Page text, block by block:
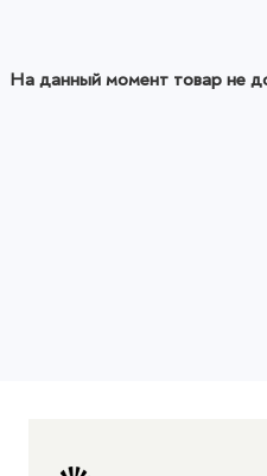
На данный момент товар не